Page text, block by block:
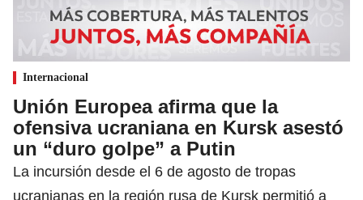
Internacional
Unión Europea afirma que la
ofensiva ucraniana en Kursk asestó
un “duro golpe” a Putin
La incursión desde el 6 de agosto de tropas
ucranianas en la región rusa de Kursk permitió a